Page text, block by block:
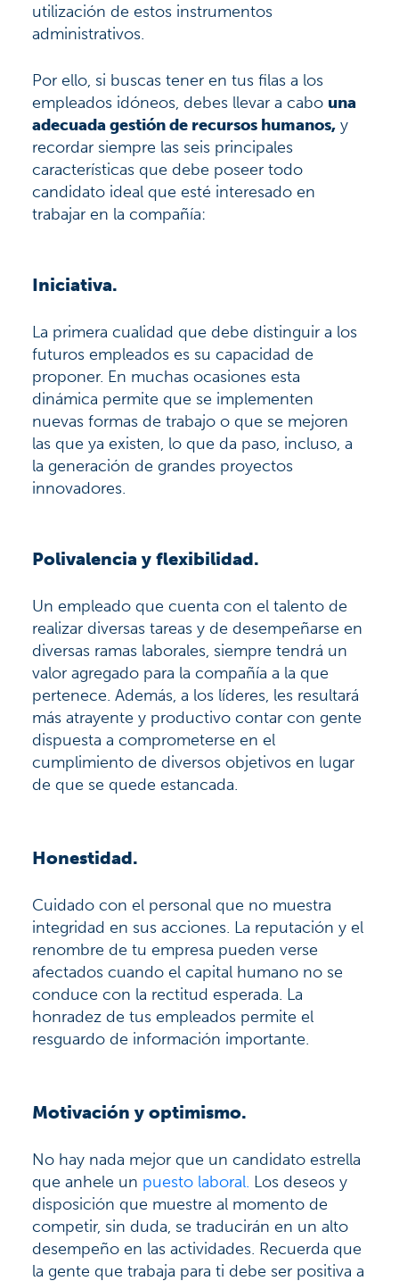
utilización de estos instrumentos
administrativos.
Por ello, si buscas tener en tus filas a los
empleados idóneos, debes llevar a cabo una
adecuada gestión de recursos humanos, y
recordar siempre las seis principales
características que debe poseer todo
candidato ideal que esté interesado en
trabajar en la compañía:
Iniciativa.
La primera cualidad que debe distinguir a los
futuros empleados es su capacidad de
proponer. En muchas ocasiones esta
dinámica permite que se implementen
nuevas formas de trabajo o que se mejoren
las que ya existen, lo que da paso, incluso, a
la generación de grandes proyectos
innovadores.
Polivalencia y flexibilidad.
Un empleado que cuenta con el talento de
realizar diversas tareas y de desempeñarse en
diversas ramas laborales, siempre tendrá un
valor agregado para la compañía a la que
pertenece. Además, a los líderes, les resultará
más atrayente y productivo contar con gente
dispuesta a comprometerse en el
cumplimiento de diversos objetivos en lugar
de que se quede estancada.
Honestidad.
Cuidado con el personal que no muestra
integridad en sus acciones. La reputación y el
renombre de tu empresa pueden verse
afectados cuando el capital humano no se
conduce con la rectitud esperada. La
honradez de tus empleados permite el
resguardo de información importante.
Motivación y optimismo.
No hay nada mejor que un candidato estrella
que anhele un puesto laboral. Los deseos y
disposición que muestre al momento de
competir, sin duda, se traducirán en un alto
desempeño en las actividades. Recuerda que
la gente que trabaja para ti debe ser positiva a